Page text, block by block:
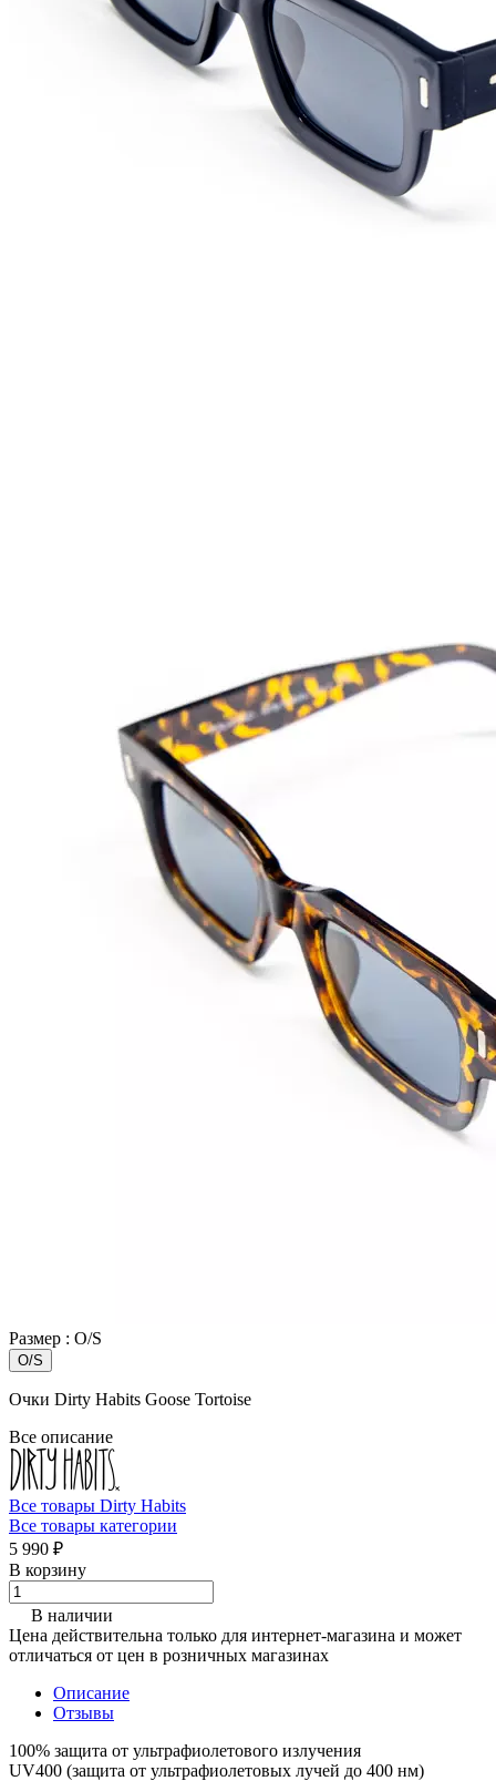
Размер : O/S
O/S
Очки Dirty Habits Goose Tortoise
Все описание
Все товары Dirty Habits
Все товары категории
5 990 ₽
В корзину
В наличии
Цена действительна только для интернет-магазина и может
отличаться от цен в розничных магазинах
Описание
Отзывы
100% защита от ультрафиолетового излучения
UV400 (защита от ультрафиолетовых лучей до 400 нм)